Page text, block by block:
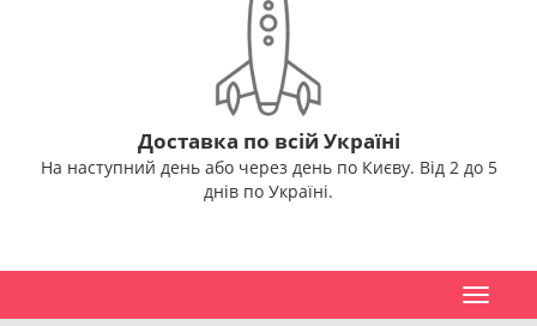
Доставка по всій Україні
На наступний день або через день по Києву. Від 2 до 5
днів по Україні.
Toggle